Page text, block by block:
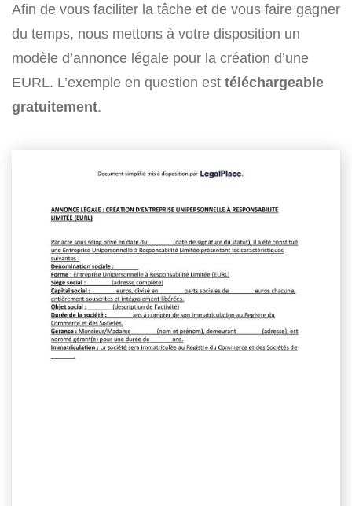
Afin de vous faciliter la tâche et de vous faire gagner
du temps, nous mettons à votre disposition un
modèle d’annonce légale pour la création d’une
EURL. L’exemple en question est téléchargeable
gratuitement.